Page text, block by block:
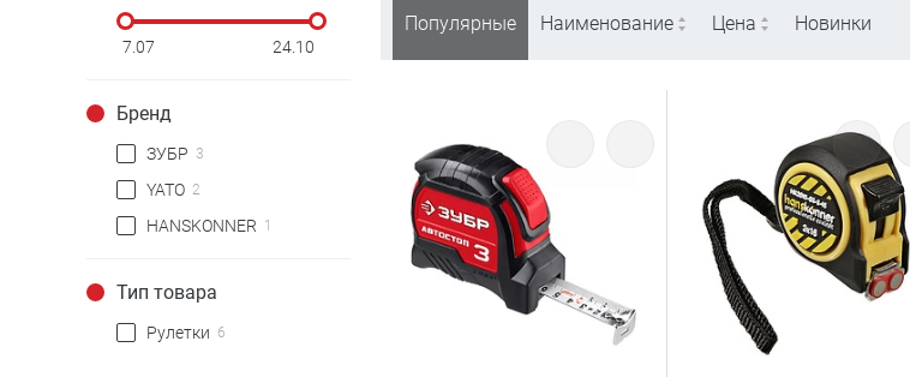
7.07 24.10
Бренд
ЗУБР 3
YATO 2
HANSKONNER 1
Тип товара
Рулетки 6
Популярные Наименование Цена Новинки